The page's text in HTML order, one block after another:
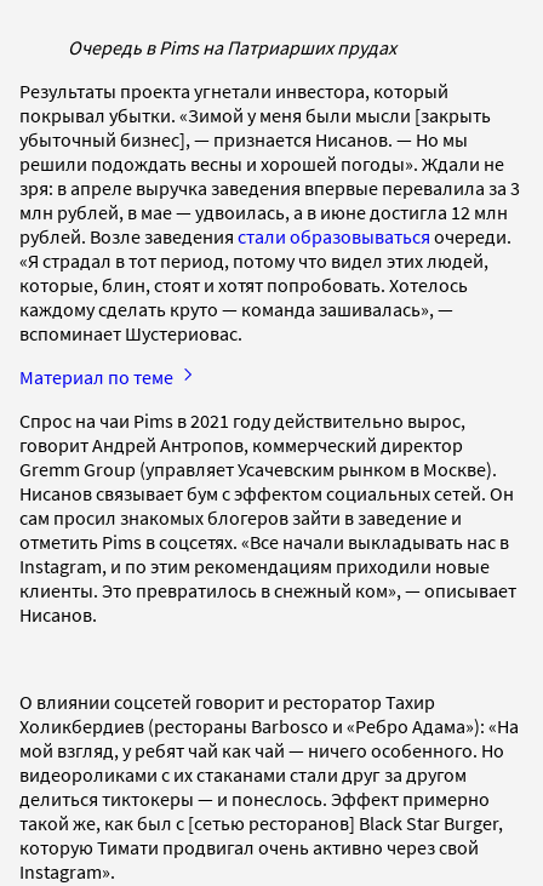
Очередь в Pims на Патриарших прудах
Результаты проекта угнетали инвестора, который
покрывал убытки. «Зимой у меня были мысли [закрыть
убыточный бизнес], — признается Нисанов. — Но мы
решили подождать весны и хорошей погоды». Ждали не
зря: в апреле выручка заведения впервые перевалила за 3
млн рублей, в мае — удвоилась, а в июне достигла 12 млн
рублей. Возле заведения стали образовываться очереди.
«Я страдал в тот период, потому что видел этих людей,
которые, блин, стоят и хотят попробовать. Хотелось
каждому сделать круто — команда зашивалась», —
вспоминает Шустериовас.
Материал по теме
Спрос на чаи Pims в 2021 году действительно вырос,
говорит Андрей Антропов, коммерческий директор
Gremm Group (управляет Усачевским рынком в Москве).
Нисанов связывает бум с эффектом социальных сетей. Он
сам просил знакомых блогеров зайти в заведение и
отметить Pims в соцсетях. «Все начали выкладывать нас в
Instagram, и по этим рекомендациям приходили новые
клиенты. Это превратилось в снежный ком», — описывает
Нисанов.
О влиянии соцсетей говорит и ресторатор Тахир
Холикбердиев (рестораны Barbosco и «Ребро Адама»): «На
мой взгляд, у ребят чай как чай — ничего особенного. Но
видеороликами с их стаканами стали друг за другом
делиться тиктокеры — и понеслось. Эффект примерно
такой же, как был с [сетью ресторанов] Black Star Burger,
которую Тимати продвигал очень активно через свой
Instagram».